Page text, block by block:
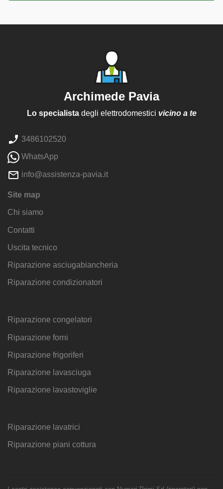
Archimede Pavia
Lo specialistadegli elettrodomestici vicino a te
3486102520
WhatsApp
info@assistenza-pavia.it
Site map
Chi siamo
Contatti
Uscita tecnico
Riparazione asciugabiancheria
Riparazione condizionatori
Riparazione congelatori
Riparazione forni
Riparazione frigoriferi
Riparazione lavasciuga
Riparazione lavastoviglie
Riparazione lavatrici
Riparazione piani cottura